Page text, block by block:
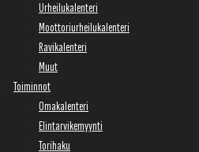
Urheilukalenteri
Moottoriurheilukalenteri
Ravikalenteri
Muut
Toiminnot
Omakalenteri
Elintarvikemyynti
Torihaku